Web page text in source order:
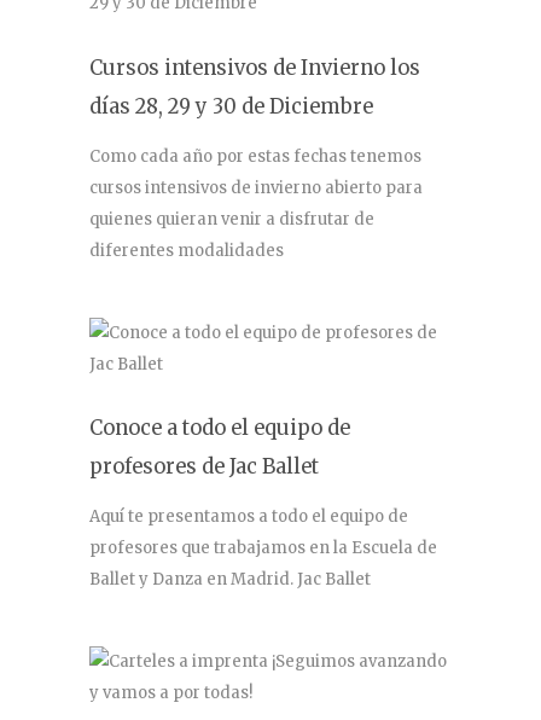
Cursos intensivos de Invierno los
días 28, 29 y 30 de Diciembre
Como cada año por estas fechas tenemos
cursos intensivos de invierno abierto para
quienes quieran venir a disfrutar de
diferentes modalidades
Conoce a todo el equipo de
profesores de Jac Ballet
Aquí te presentamos a todo el equipo de
profesores que trabajamos en la Escuela de
Ballet y Danza en Madrid. Jac Ballet